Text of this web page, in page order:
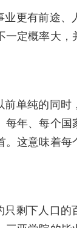
更有前途、
定概率大，
单纯的同时
每年、每个国
这意味着每
剩下人口的